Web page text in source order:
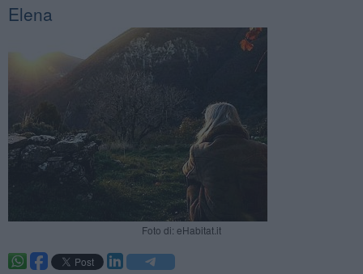
Elena
Foto di: eHabitat.it